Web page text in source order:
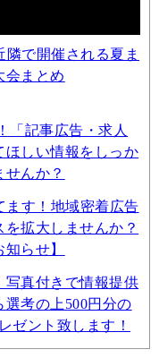
隣で開催される夏ま
会まとめ
「記事広告・求人
ほしい情報をしっか
せんか？
ます！地域密着広告
拡大しませんか？
らせ】
写真付きで情報提供
選考の上500円分の
ゼント致します！